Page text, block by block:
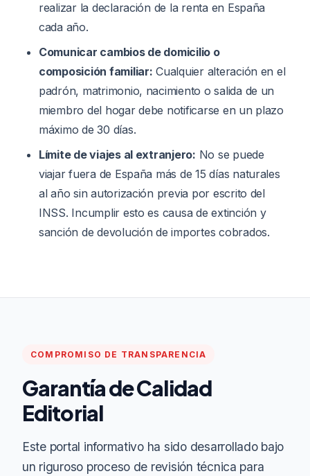
realizar la declaración de la renta en España
cada año.
Comunicar cambios de domicilio o
composición familiar: Cualquier alteración en el
padrón, matrimonio, nacimiento o salida de un
miembro del hogar debe notificarse en un plazo
máximo de 30 días.
Límite de viajes al extranjero: No se puede
viajar fuera de España más de 15 días naturales
al año sin autorización previa por escrito del
INSS. Incumplir esto es causa de extinción y
sanción de devolución de importes cobrados.
COMPROMISO DE TRANSPARENCIA
Garantía de Calidad
Editorial
Este portal informativo ha sido desarrollado bajo
un riguroso proceso de revisión técnica para